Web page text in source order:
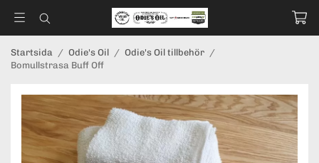
Startsida / Odie's Oil / Odie's Oil tillbehör /
Bomullstrasa Buff Off